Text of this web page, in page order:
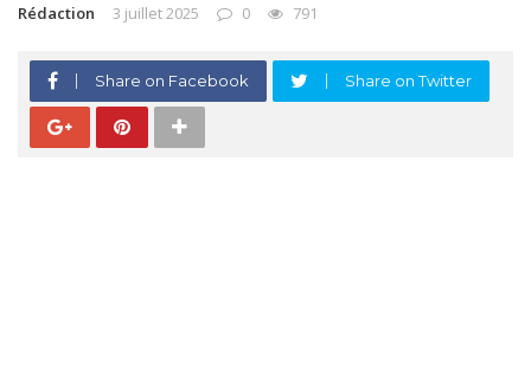
Rédaction 3 juillet 2025 0 791
Share on Facebook Share on Twitter